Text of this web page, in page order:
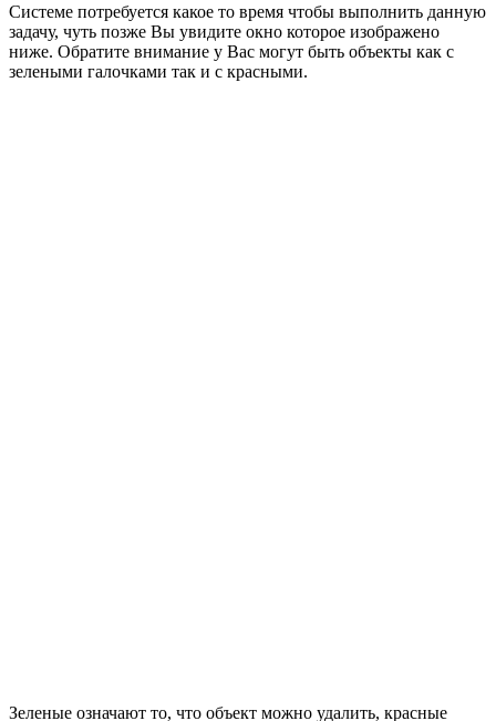
Системе потребуется какое то время чтобы выполнить данную
задачу, чуть позже Вы увидите окно которое изображено
ниже. Обратите внимание у Вас могут быть объекты как с
зелеными галочками так и с красными.
Зеленые означают то, что объект можно удалить, красные